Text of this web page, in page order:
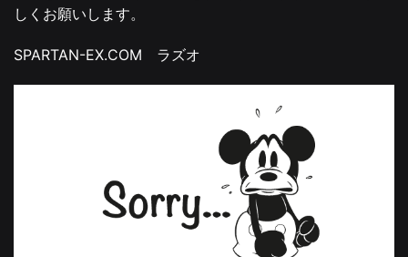
しくお願いします。
SPARTAN-EX.COM ラズオ